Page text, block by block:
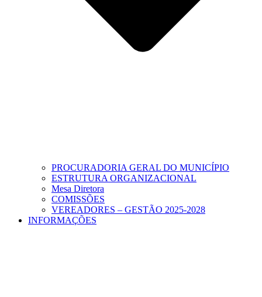
PROCURADORIA GERAL DO MUNICÍPIO
ESTRUTURA ORGANIZACIONAL
Mesa Diretora
COMISSÕES
VEREADORES – GESTÃO 2025-2028
INFORMAÇÕES